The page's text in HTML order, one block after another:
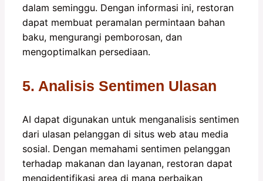
dalam seminggu. Dengan informasi ini, restoran
dapat membuat peramalan permintaan bahan
baku, mengurangi pemborosan, dan
mengoptimalkan persediaan.
5. Analisis Sentimen Ulasan
AI dapat digunakan untuk menganalisis sentimen
dari ulasan pelanggan di situs web atau media
sosial. Dengan memahami sentimen pelanggan
terhadap makanan dan layanan, restoran dapat
mengidentifikasi area di mana perbaikan